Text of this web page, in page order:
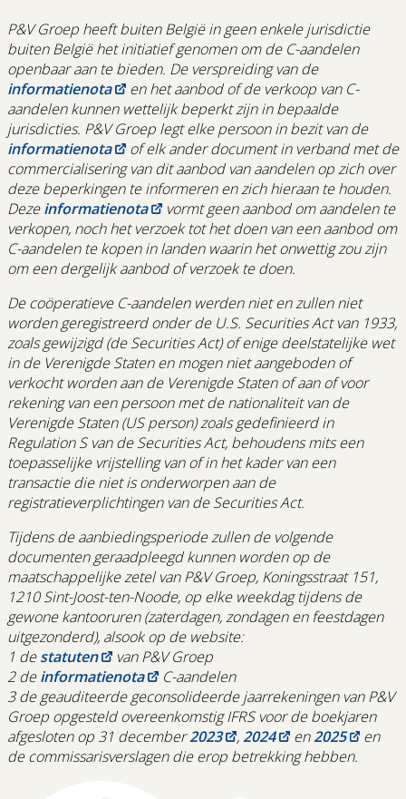
P&V Groep heeft buiten België in geen enkele jurisdictie
buiten België het initiatief genomen om de C-aandelen
openbaar aan te bieden. De verspreiding van de
informatienota
en het aanbod of de verkoop van C-
aandelen kunnen wettelijk beperkt zijn in bepaalde
jurisdicties. P&V Groep legt elke persoon in bezit van de
informatienota
of elk ander document in verband met de
commercialisering van dit aanbod van aandelen op zich over
deze beperkingen te informeren en zich hieraan te houden.
Dezeinformatienota
vormt geen aanbod om aandelen te
verkopen, noch het verzoek tot het doen van een aanbod om
C-aandelen te kopen in landen waarin het onwettig zou zijn
om een dergelijk aanbod of verzoek te doen.
De coöperatieve C-aandelen werden niet en zullen niet
worden geregistreerd onder de U.S. Securities Act van 1933,
zoals gewijzigd (de Securities Act) of enige deelstatelijke wet
in de Verenigde Staten en mogen niet aangeboden of
verkocht worden aan de Verenigde Staten of aan of voor
rekening van een persoon met de nationaliteit van de
Verenigde Staten (US person) zoals gedefinieerd in
Regulation S van de Securities Act, behoudens mits een
toepasselijke vrijstelling van of in het kader van een
transactie die niet is onderworpen aan de
registratieverplichtingen van de Securities Act.
Tijdens de aanbiedingsperiode zullen de volgende
documenten geraadpleegd kunnen worden op de
maatschappelijke zetel van P&V Groep, Koningsstraat 151,
1210 Sint-Joost-ten-Noode, op elke weekdag tijdens de
gewone kantooruren (zaterdagen, zondagen en feestdagen
uitgezonderd), alsook op de website:
1 destatuten
van P&V Groep
2 deinformatienota
C-aandelen
3 de geauditeerde geconsolideerde jaarrekeningen van P&V
Groep opgesteld overeenkomstig IFRS voor de boekjaren
afgesloten op 31 december2023 ,2024 en2025
en
de commissarisverslagen die erop betrekking hebben.